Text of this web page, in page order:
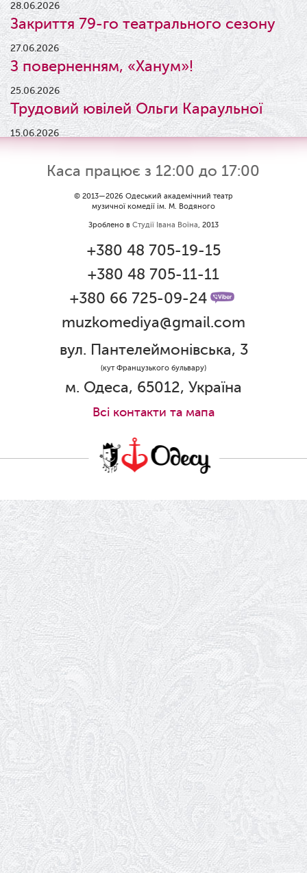
28.06.2026
Закриття 79-го театрального сезону
27.06.2026
З поверненням, «Ханум»!
25.06.2026
Трудовий ювілей Ольги Караульної
15.06.2026
Результати конкурсу
09.06.2026
Вітаємо Ірину Візіренко з
народженням дівчинки!
Дякуємо за свято!
Графік роботи каси 1 червня
Ювілей Олени Редько
Ювілей Станіслава Зайцева
18.05.2026
Шукаємо інженерів і техніків
17.05.2026
Ювілей Валентини Бородіної
13.05.2026
Конкурс на заміщення вакантних
посад
12.05.2026
Ювілей Світлани Коцюренко
10.05.2026
Онлайн-трансляція концерту «Хто
кого?»
09.05.2026
Ювілей Олександра Ланге
08.05.2026
Відновлення мюзиклу «Ханум»
06.05.2026
Вітаємо з прем'єрою у виставі «Два
Каса працює з 12:00 до 17:00
© 2013—2026 Одеський академічний театр
музичної комедії ім. М. Водяного
Зроблено в Студії Івана Воїна, 2013
+380 48 705-19-15
+380 48 705-11-11
+380 66 725-09-24
muzkomediya@gmail.com
вул. Пантелеймонівська, 3
(кут Французького бульвару)
м. Одеса, 65012, Україна
Всi контакти та мапа